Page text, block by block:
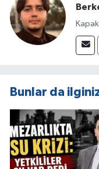
Bunlar da